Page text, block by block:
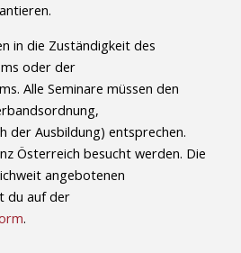
in die Zuständigkeit des
oder der
Alle Seminare müssen den
der Ausbildung) entsprechen.
Österreich besucht werden. Die
angebotenen
du auf der
.